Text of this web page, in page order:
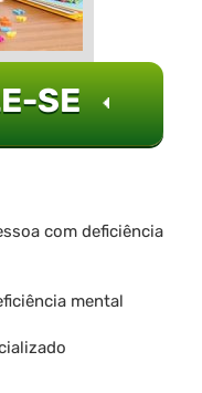
SE
com deficiência
mental